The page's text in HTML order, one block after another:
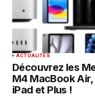
ACTUALITÉS
Découvrez les
M4 MacBook
iPad et Plus !